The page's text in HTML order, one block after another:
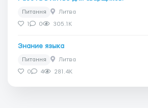
Питання Литва
1 0 305.1K
Знание языка
Питання Литва
0 4 281.4K